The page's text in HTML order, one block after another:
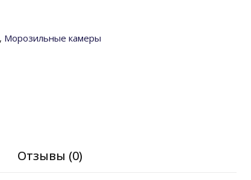
, Морозильные камеры
Отзывы (0)